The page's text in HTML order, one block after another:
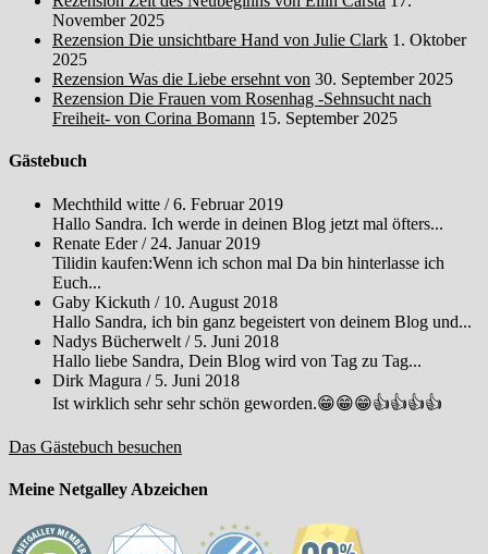
November 2025
Rezension Die unsichtbare Hand von Julie Clark 1. Oktober
2025
Rezension Was die Liebe ersehnt von 30. September 2025
Rezension Die Frauen vom Rosenhag -Sehnsucht nach
Freiheit- von Corina Bomann 15. September 2025
Gästebuch
Mechthild witte /6. Februar 2019
Hallo Sandra. Ich werde in deinen Blog jetzt mal öfters...
Renate Eder/ 24. Januar 2019
Tilidin kaufen:Wenn ich schon mal Da bin hinterlasse ich
Euch...
Gaby Kickuth / 10. August 2018
Hallo Sandra, ich bin ganz begeistert von deinem Blog und...
Nadys Bücherwelt / 5. Juni 2018
Hallo liebe Sandra, Dein Blog wird von Tag zu Tag...
Dirk Magura / 5. Juni 2018
Ist wirklich sehr sehr schön geworden.😁😁😁👍👍👍👍
Das Gästebuch besuchen
Meine Netgalley Abzeichen